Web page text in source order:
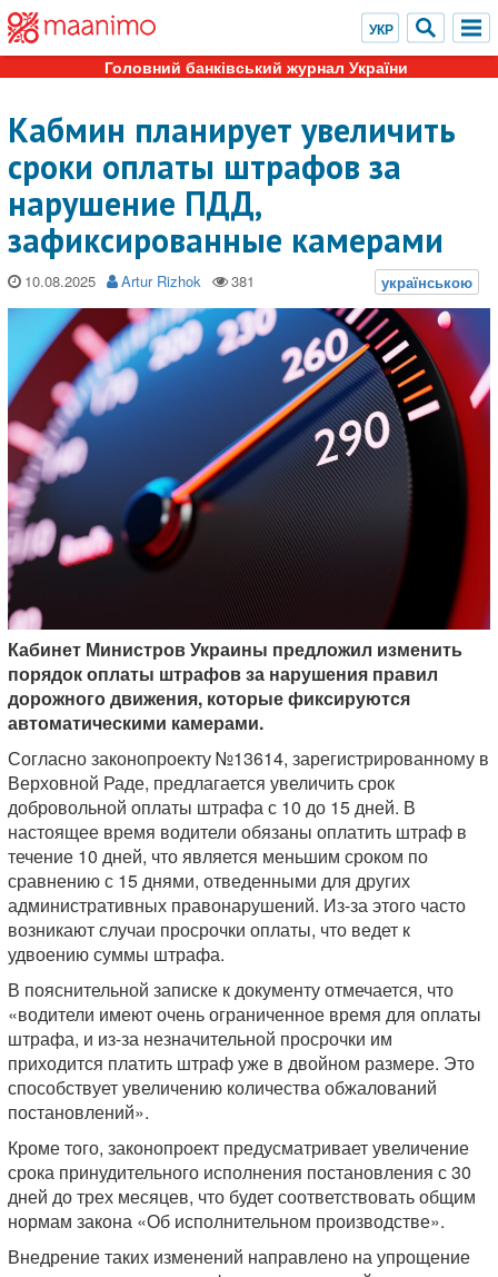
Головний банківський журнал України
Кабмин планирует увеличить
сроки оплаты штрафов за
нарушение ПДД,
зафиксированные камерами
10.08.2025 Artur Rizhok
Кабинет Министров Украины предложил изменить
порядок оплаты штрафов за нарушения правил
дорожного движения, которые фиксируются
автоматическими камерами.
Согласно законопроекту №13614, зарегистрированному в
Верховной Раде, предлагается увеличить срок
добровольной оплаты штрафа с 10 до 15 дней. В
настоящее время водители обязаны оплатить штраф в
течение 10 дней, что является меньшим сроком по
сравнению с 15 днями, отведенными для других
административных правонарушений. Из-за этого часто
возникают случаи просрочки оплаты, что ведет к
удвоению суммы штрафа.
В пояснительной записке к документу отмечается, что
«водители имеют очень ограниченное время для оплаты
штрафа, и из-за незначительной просрочки им
приходится платить штраф уже в двойном размере. Это
способствует увеличению количества обжалований
постановлений».
Кроме того, законопроект предусматривает увеличение
срока принудительного исполнения постановления с 30
дней до трех месяцев, что будет соответствовать общим
нормам закона «Об исполнительном производстве».
Внедрение таких изменений направлено на упрощение